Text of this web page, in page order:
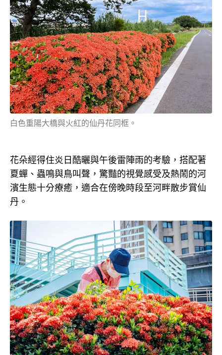
白色重陽大橋與火紅的仙丹花同框。
花朵經得住炎日酷曬與午後雷陣雨的考驗，搭配著
夏蟬、蟲鳴與鳥叫聲，驚豔的視覺感受及熱鬧的河
濱生態十分療癒，適合在傍晚時段至河畔散步賞仙
丹。